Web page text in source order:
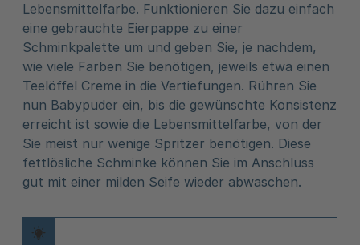
Lebensmittelfarbe. Funktionieren Sie dazu einfach
eine gebrauchte Eierpappe zu einer
Schminkpalette um und geben Sie, je nachdem,
wie viele Farben Sie benötigen, jeweils etwa einen
Teelöffel Creme in die Vertiefungen. Rühren Sie
nun Babypuder ein, bis die gewünschte Konsistenz
erreicht ist sowie die Lebensmittelfarbe, von der
Sie meist nur wenige Spritzer benötigen. Diese
fettlösliche Schminke können Sie im Anschluss
gut mit einer milden Seife wieder abwaschen.